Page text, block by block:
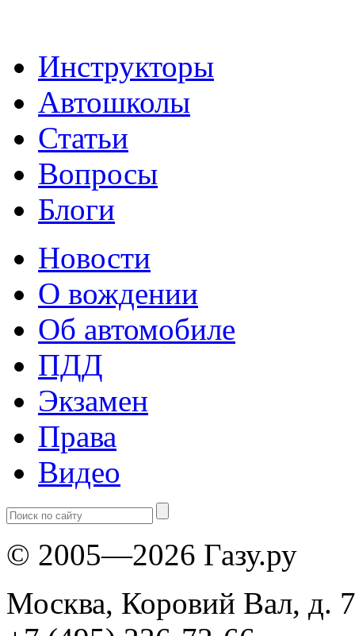
Инструкторы
Автошколы
Статьи
Вопросы
Блоги
Новости
О вождении
Об автомобиле
ПДД
Экзамен
Права
Видео
© 2005—2026 Газу.ру
Москва, Коровий Вал, д.